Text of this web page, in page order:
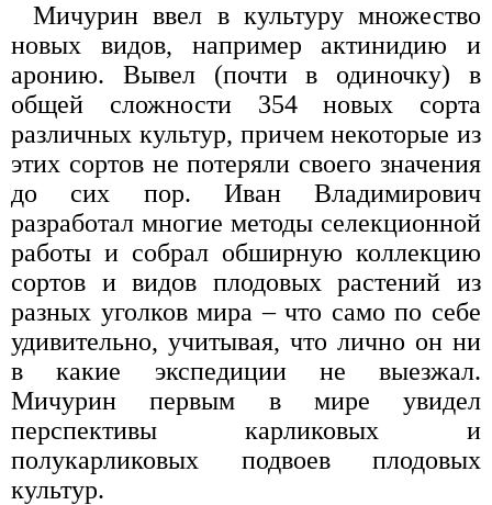
Мичурин ввел в культуру множество
новых видов, например актинидию и
аронию. Вывел (почти в одиночку) в
общей сложности 354 новых сорта
различных культур, причем некоторые из
этих сортов не потеряли своего значения
до сих пор. Иван Владимирович
разработал многие методы селекционной
работы и собрал обширную коллекцию
сортов и видов плодовых растений из
разных уголков мира – что само по себе
удивительно, учитывая, что лично он ни
в какие экспедиции не выезжал.
Мичурин первым в мире увидел
перспективы карликовых и
полукарликовых подвоев плодовых
культур.